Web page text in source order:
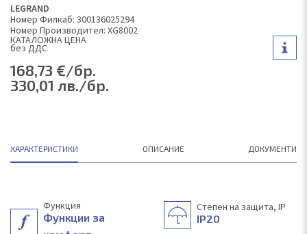
LEGRAND
Номер Филкаб: 300136025294
Номер Производител: XG8002
КAТАЛОЖНА ЦЕНА
без ДДС
168,73 €/бр.
330,01 лв./бр.
ХАРАКТЕРИСТИКИ ОПИСАНИЕ ДОКУМЕНТИ
Функция
Функции за
Степен на защита, IP
IP20